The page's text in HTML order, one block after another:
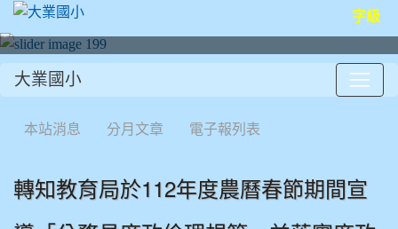
字級
大業國小
本站消息 分月文章 電子報列表
轉知教育局於112年度農曆春節期間宣